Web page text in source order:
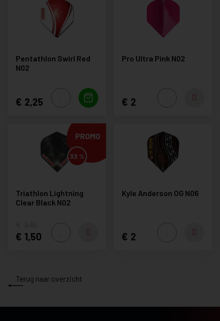
Pentathlon Swirl Red
N02
2,25
Pro Ultra Pink N02
2
PROMO
33 %
Triathlon Lightning
Clear Black N02
1,50
Kyle Anderson OG N06
2
Terug naar overzicht